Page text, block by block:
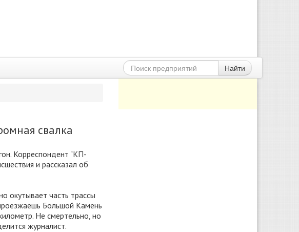
Найти
свалка
Корреспондент "КП-
и рассказал об
окутывает часть трассы
Большой Камень
Не смертельно, но
журналист.